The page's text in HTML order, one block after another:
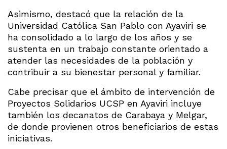
Asimismo, destacó que la relación de la
Universidad Católica San Pablo con Ayaviri se
ha consolidado a lo largo de los años y se
sustenta en un trabajo constante orientado a
atender las necesidades de la población y
contribuir a su bienestar personal y familiar.
Cabe precisar que el ámbito de intervención de
Proyectos Solidarios UCSP en Ayaviri incluye
también los decanatos de Carabaya y Melgar,
de donde provienen otros beneficiarios de estas
iniciativas.